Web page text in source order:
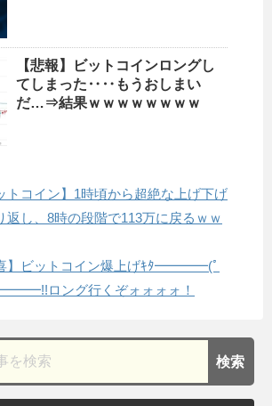
【悲報】ビットコインロングし
てしまった‥‥もうおしまい
だ…⇒結果ｗｗｗｗｗｗｗｗ
トコイン】1時頃から超絶な上げ下げ
返し、8時の段階で113万に戻るｗｗ
】ビットコイン爆上げｷﾀ━━━━(ﾟ
ロング行くぞォォォォ！